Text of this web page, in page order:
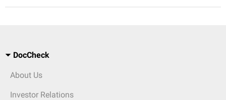
DocCheck
About Us
Investor Relations